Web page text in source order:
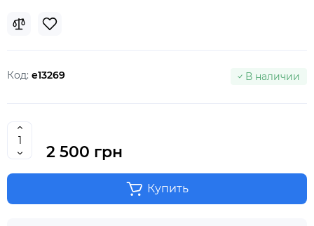
Код: e13269 В наличии
2 500 грн
Купить